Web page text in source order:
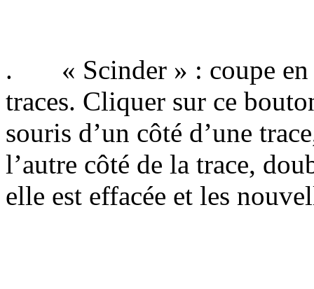
. « Scinder » : coupe en
traces. Cliquer sur ce
souris d’un côté d’une
l’autre côté de la trace,
elle est effacée et les